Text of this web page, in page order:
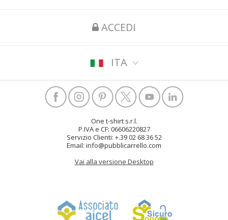
ACCEDI
ITA
One t-shirt s.r.l.
P.IVA e CF: 06606220827
Servizio Clienti: +.39 02 68 36 52
Email: info@pubblicarrello.com
Vai alla versione Desktop